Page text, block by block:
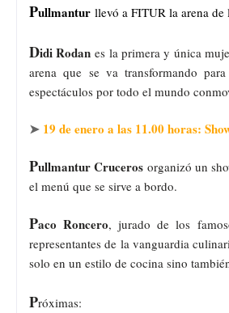
Pullmantur llevó a FITUR la arena
Didi Rodanes la primera y única
arena que se va transformando
espectáculos por todo el mundo
➤ 19 de enero a las 11.00 horas:
Pullmantur Cruceros organizó un
el menú que se sirve a bordo.
Paco Roncero, jurado de los
representantes de la vanguardia
solo en un estilo de cocina sino
Próximas: